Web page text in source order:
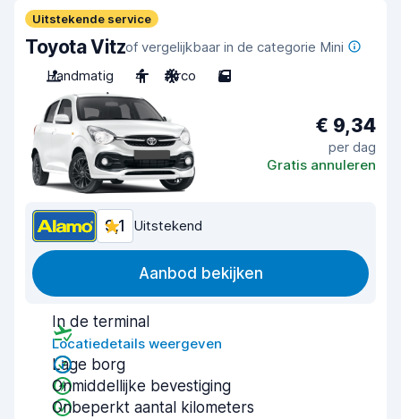
Uitstekende service
Toyota Vitzof vergelijkbaar in de categorie Mini
Handmatig
4 Airco 5
€ 9,34
per dag
Gratis annuleren
9,1 Uitstekend
Aanbod bekijken
In de terminal
Locatiedetails weergeven
Lage borg
Onmiddellijke bevestiging
Onbeperkt aantal kilometers